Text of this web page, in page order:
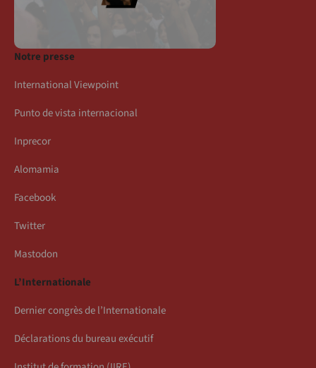
Notre presse
International Viewpoint
Punto de vista internacional
Inprecor
Alomamia
Facebook
Twitter
Mastodon
L’Internationale
Dernier congrès de l’Internationale
Déclarations du bureau exécutif